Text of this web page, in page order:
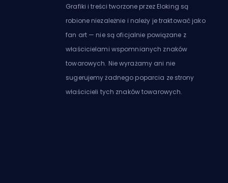
Grafiki i treści tworzone przez Eloking są
robione niezależnie i należy je traktować jako
fan art — nie są oficjalnie powiązane z
właścicielami wspomnianych znaków
towarowych. Nie wyrażamy ani nie
sugerujemy żadnego poparcia ze strony
właścicieli tych znaków towarowych.